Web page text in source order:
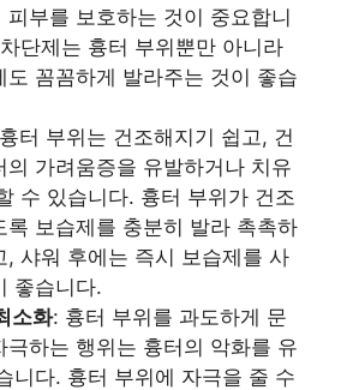
피부를 보호하는 것이 중요합니
단제는 흉터 부위뿐만 아니라
도 꼼꼼하게 발라주는 것이 좋습
터 부위는 건조해지기 쉽고, 건
의 가려움증을 유발하거나 치유
수 있습니다. 흉터 부위가 건조
록 보습제를 충분히 발라 촉촉하
, 샤워 후에는 즉시 보습제를 사
좋습니다.
소화: 흉터 부위를 과도하게 문
극하는 행위는 흉터의 악화를 유
니다. 흉터 부위에 자극을 줄 수